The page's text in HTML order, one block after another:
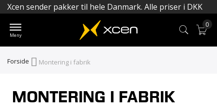
Xcen sender pakker til hele Danmark. Alle priser i DKK
0
Forside Montering i fabrik
MONTERING I FABRIK